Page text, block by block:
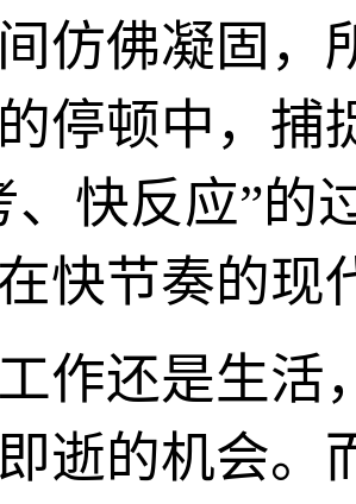
仿佛凝固，
停顿中，捕
、快反应”的
快节奏的现
作还是生活
逝的机会。